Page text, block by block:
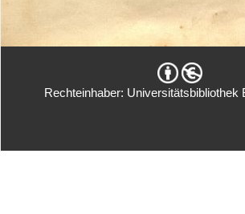
Rechteinhaber: Universitätsbibliothek